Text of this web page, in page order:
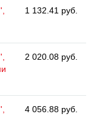
1 132.41 руб.
2 020.08 руб.
4 056.88 руб.